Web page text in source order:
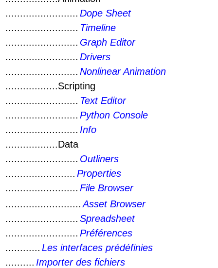
......................... Dope Sheet
......................... Timeline
......................... Graph Editor
......................... Drivers
......................... Nonlinear Animation
..................Scripting
......................... Text Editor
......................... Python Console
......................... Info
..................Data
......................... Outliners
........................ Properties
......................... File Browser
.......................... Asset Browser
......................... Spreadsheet
......................... Préférences
............ Les interfaces prédéfinies
.......... Importer des fichiers